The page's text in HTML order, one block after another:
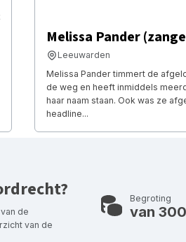
Melissa Pander
Leeuwarden
Melissa Pander timmert de
de weg en heeft inmiddels
haar naam staan. Ook was ze
headline...
de
van de
Begroting
van